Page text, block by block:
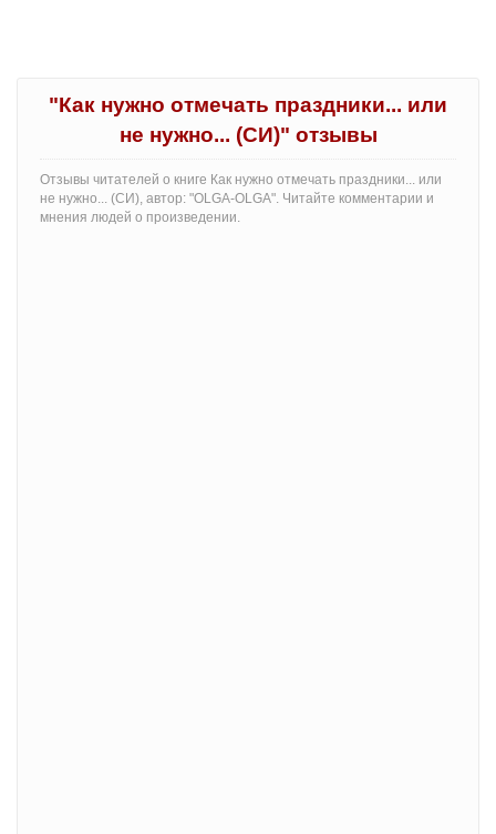
"Как нужно отмечать праздники... или
не нужно... (СИ)" отзывы
Отзывы читателей о книге Как нужно отмечать праздники... или
не нужно... (СИ), автор: "OLGA-OLGA". Читайте комментарии и
мнения людей о произведении.